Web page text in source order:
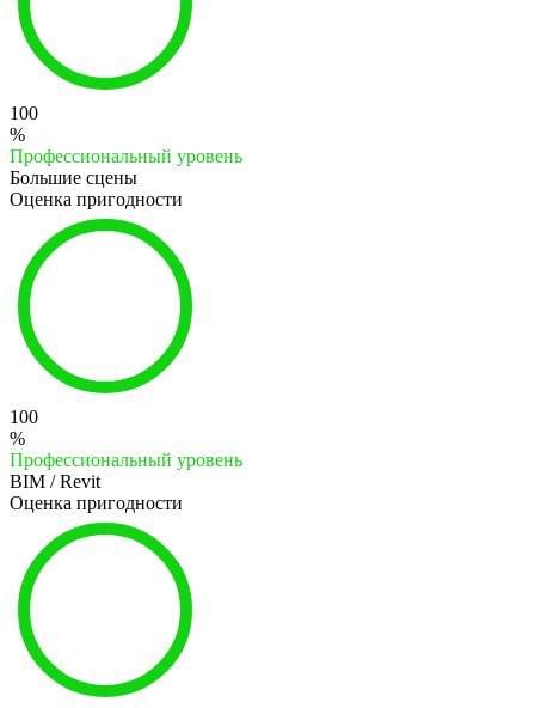
100
%
Профессиональный уровень
Большие сцены
Оценка пригодности
100
%
Профессиональный уровень
BIM / Revit
Оценка пригодности